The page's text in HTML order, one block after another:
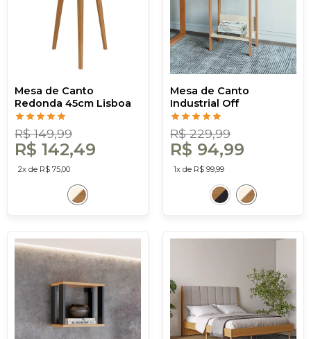
Mesa de Canto
Redonda 45cm Lisboa
Off White/Freijó
R$ 149,99
R$ 142,49
2x de R$ 75,00
Mesa de Canto
Industrial Off
White/Freijó - Dalla
Costa
R$ 229,99
R$ 94,99
1x de R$ 99,99